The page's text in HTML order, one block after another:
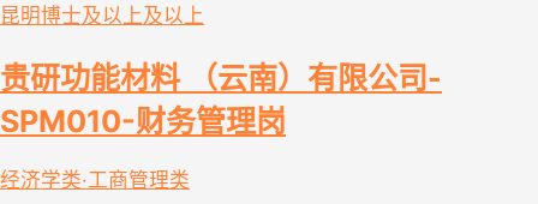
昆明博士及以上及以上
贵研功能材料 （云南）有限公司-
SPM010-财务管理岗
经济学类·工商管理类